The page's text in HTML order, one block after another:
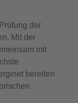
der
Mit der
mit
bereiten